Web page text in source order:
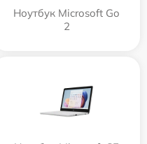
Ноутбук Microsoft Go
2